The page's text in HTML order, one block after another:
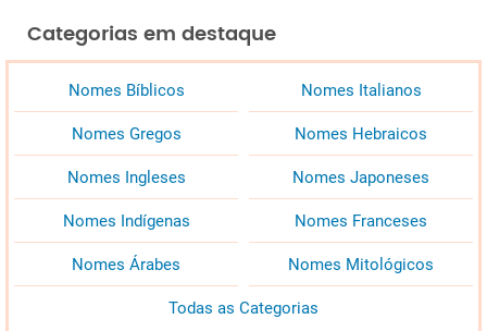
Categorias em destaque
Nomes Bíblicos Nomes Italianos
Nomes Gregos Nomes Hebraicos
Nomes Ingleses Nomes Japoneses
Nomes Indígenas Nomes Franceses
Nomes Árabes Nomes Mitológicos
Todas as Categorias